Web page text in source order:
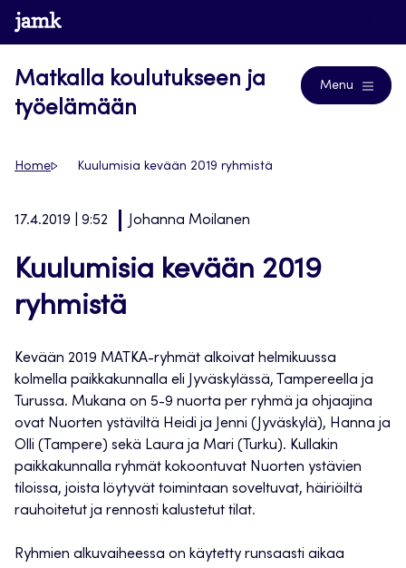
Siirry
suoraan
www.jamk.fi
Matkalla koulutukseen ja
työelämään
Menu
Home Kuulumisia kevään 2019 ryhmistä
17.4.2019 | 9:52 Johanna Moilanen
Kuulumisia kevään 2019
ryhmistä
Kevään 2019 MATKA-ryhmät alkoivat helmikuussa
kolmella paikkakunnalla eli Jyväskylässä, Tampereella ja
Turussa. Mukana on 5-9 nuorta per ryhmä ja ohjaajina
ovat Nuorten ystäviltä Heidi ja Jenni (Jyväskylä), Hanna ja
Olli (Tampere) sekä Laura ja Mari (Turku). Kullakin
paikkakunnalla ryhmät kokoontuvat Nuorten ystävien
tiloissa, joista löytyvät toimintaan soveltuvat, häiriöiltä
rauhoitetut ja rennosti kalustetut tilat.
Ryhmien alkuvaiheessa on käytetty runsaasti aikaa